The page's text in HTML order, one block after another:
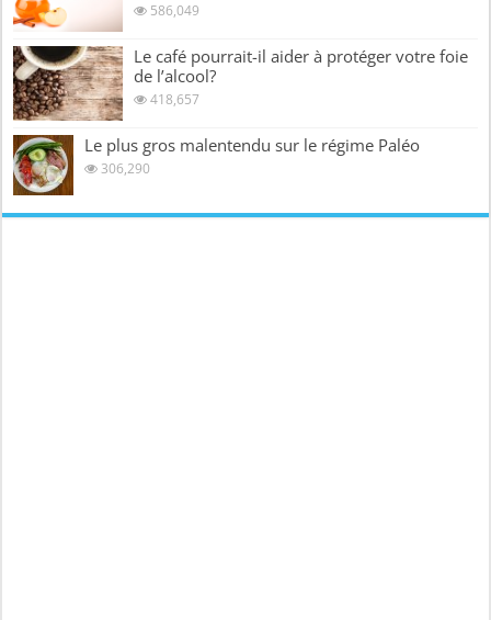
586,049
Le café pourrait-il aider à protéger votre foie
de l’alcool?
418,657
Le plus gros malentendu sur le régime Paléo
306,290